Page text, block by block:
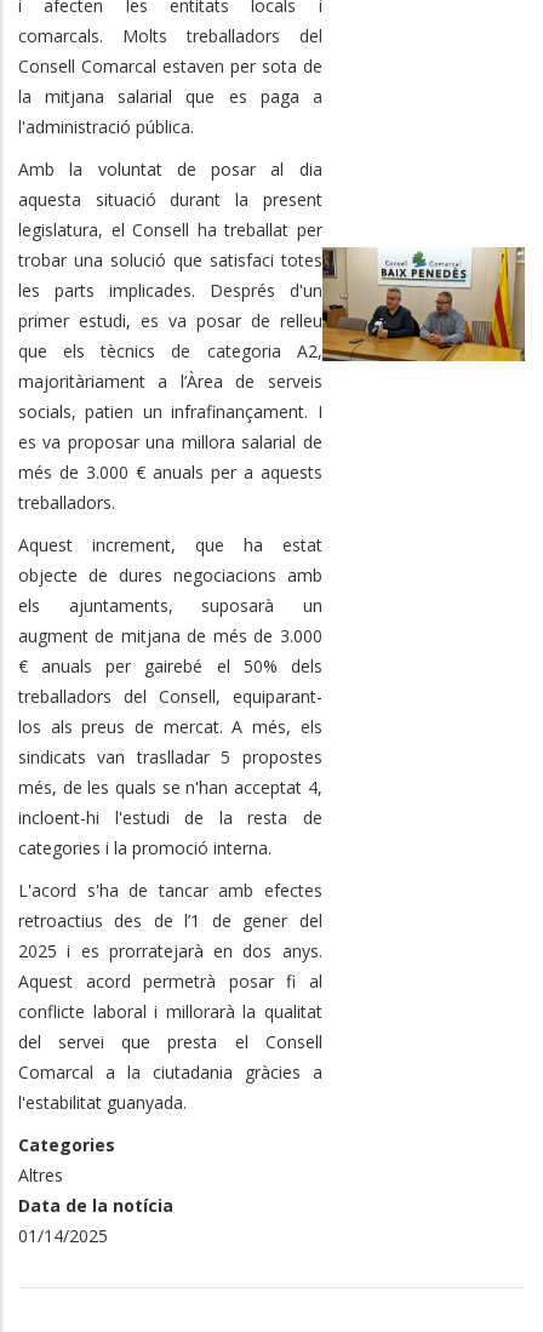
i afecten les entitats locals i
comarcals. Molts treballadors del
Consell Comarcal estaven per sota de
la mitjana salarial que es paga a
l'administració pública.
Amb la voluntat de posar al dia
aquesta situació durant la present
legislatura, el Consell ha treballat per
trobar una solució que satisfaci totes
les parts implicades. Després d'un
primer estudi, es va posar de relleu
que els tècnics de categoria A2,
majoritàriament a l’Àrea de serveis
socials, patien un infrafinançament. I
es va proposar una millora salarial de
més de 3.000 € anuals per a aquests
treballadors.
Aquest increment, que ha estat
objecte de dures negociacions amb
els ajuntaments, suposarà un
augment de mitjana de més de 3.000
€ anuals per gairebé el 50% dels
treballadors del Consell, equiparant-
los als preus de mercat. A més, els
sindicats van traslladar 5 propostes
més, de les quals se n'han acceptat 4,
incloent-hi l'estudi de la resta de
categories i la promoció interna.
L'acord s'ha de tancar amb efectes
retroactius des de l’1 de gener del
2025 i es prorratejarà en dos anys.
Aquest acord permetrà posar fi al
conflicte laboral i millorarà la qualitat
del servei que presta el Consell
Comarcal a la ciutadania gràcies a
l'estabilitat guanyada.
Categories
Altres
Data de la notícia
01/14/2025